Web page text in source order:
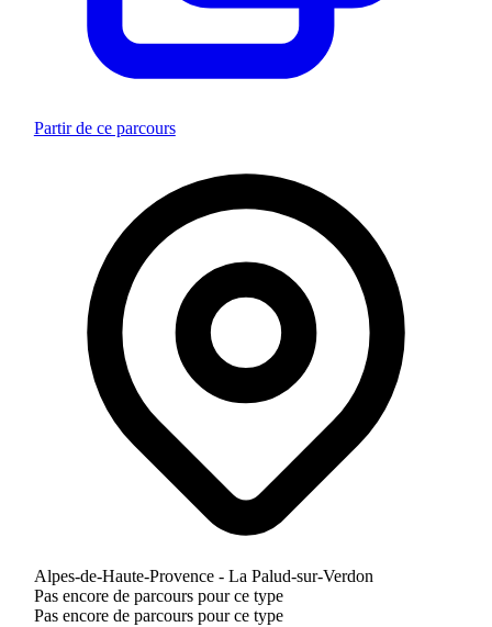
Partir de ce parcours
Alpes-de-Haute-Provence - La Palud-sur-Verdon
Pas encore de parcours pour ce type
Pas encore de parcours pour ce type